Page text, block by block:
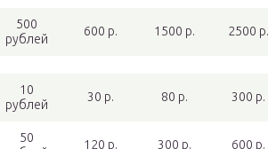
500
рублей
600 р. 1500 р. 2500 р.
10
рублей
30 р. 80 р. 300 р.
50
120 р. 300 р. 600 р.